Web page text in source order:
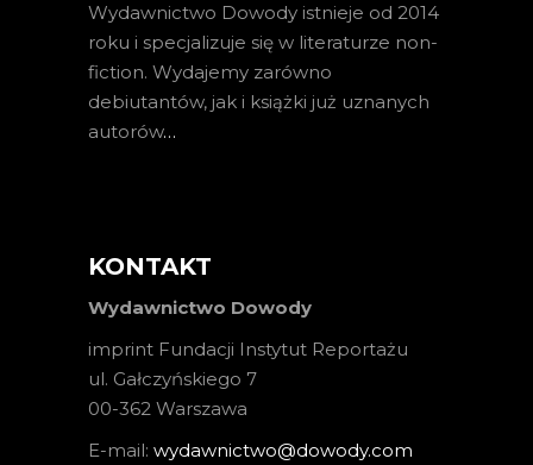
Wydawnictwo Dowody istnieje od 2014
roku i specjalizuje się w literaturze non-
fiction. Wydajemy zarówno
debiutantów, jak i książki już uznanych
autorów…
KONTAKT
Wydawnictwo Dowody
imprint Fundacji Instytut Reportażu
ul. Gałczyńskiego 7
00-362 Warszawa
E-mail: wydawnictwo@dowody.com